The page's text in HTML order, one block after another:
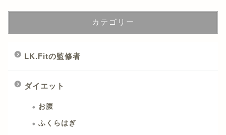
カテゴリー
LK.Fitの監修者
ダイエット
お腹
ふくらはぎ